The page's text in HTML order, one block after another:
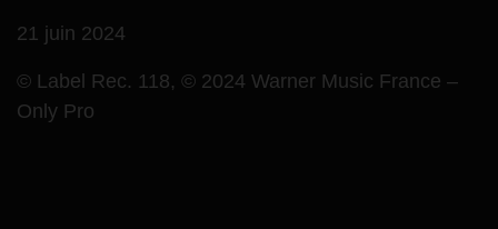
21 juin 2024
© Label Rec. 118, © 2024 Warner Music France –
Only Pro